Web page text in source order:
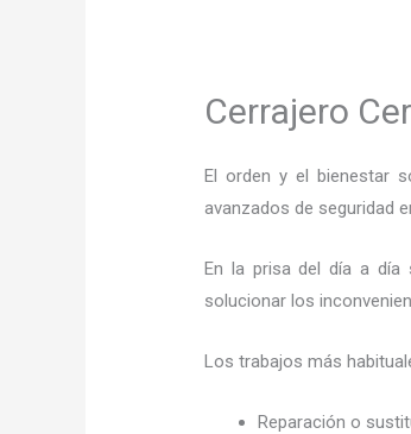
Cerrajero
El orden y el bienestar
avanzados de seguridad
En la prisa del día a día
solucionar los
Los trabajos más
Reparación o